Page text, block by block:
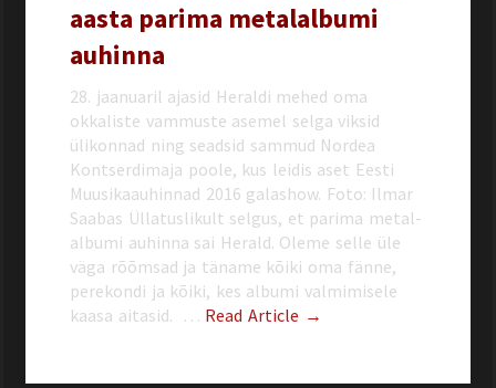
aasta parima metalalbumi
auhinna
28. jaanuaril ajasid Heraldi mehed oma
okkaliste vammuste asemel selga viksid
ülikonnad ning seadsid sammud Nordea
Kontserdimaja poole, kus leidis aset Eesti
Muusikaauhinnad 2016 galashow. Foto: Ilmar
Saabas Üllatuslikult selgus, et parima metal-
albumi auhinna sai Herald. Oleme selle üle
väga rõõmsad ja täname kõiki oma fänne,
perekondi ja kõiki, kes albumi valmimisele
kaasa aitasid. … Read Article →